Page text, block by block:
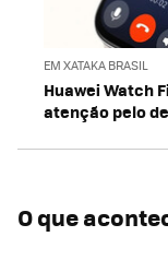
EM XATAKA BRASIL
Huawei Watch
atenção pelo
O que